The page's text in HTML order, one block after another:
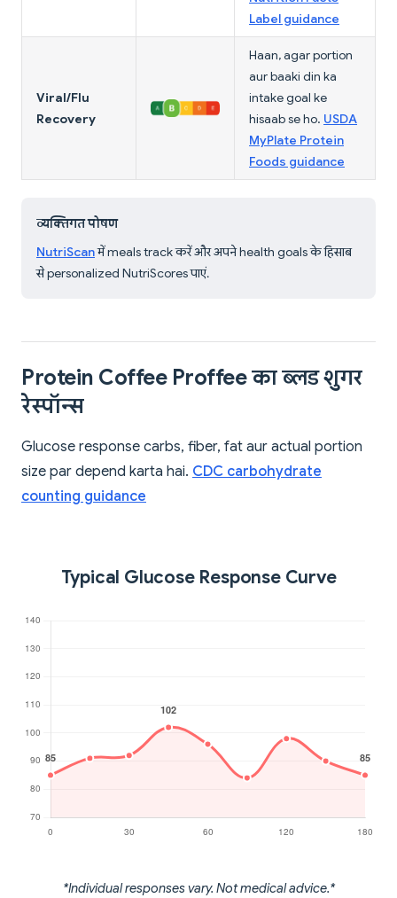
Label guidance
Viral/Flu
Recovery
Haan, agar portion
aur baaki din ka
intake goal ke
hisaab se ho. USDA
MyPlate Protein
Foods guidance
व्यक्तिगत पोषण
NutriScanमें meals track करें और अपने health goals के हिसाब
से personalized NutriScores पाएं.
Protein Coffee Proffee का ब्लड शुगर
रेस्पॉन्स
Glucose response carbs, fiber, fat aur actual portion
size par depend karta hai. CDC carbohydrate
counting guidance
Typical Glucose Response Curve
*Individual responses vary. Not medical advice.*